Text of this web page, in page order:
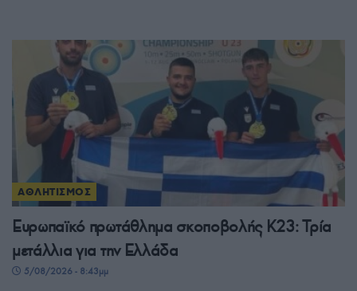
ΑΘΛΗΤΙΣΜΟΣ
Ευρωπαϊκό πρωτάθλημα σκοποβολής Κ23: Τρία
μετάλλια για την Ελλάδα
5/08/2026 - 8:43μμ